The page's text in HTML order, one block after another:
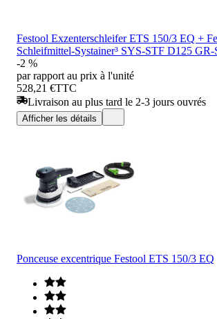
Festool Exzenterschleifer ETS 150/3 EQ +
Schleifmittel-Systainer³ SYS-STF D125 GR-
-2 %
par rapport au prix à l'unité
528,21 €TTC
Livraison au plus tard le 2-3 jours ouvrés
Afficher les détails
Ponceuse excentrique Festool ETS 150/3 EQ